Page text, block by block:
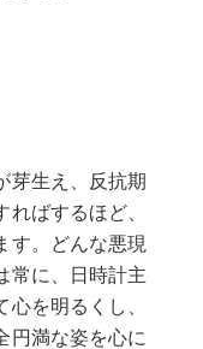
芽生え、反抗期
ばするほど、
す。どんな悪現
常に、日時計主
を明るくし、
円満な姿を心に